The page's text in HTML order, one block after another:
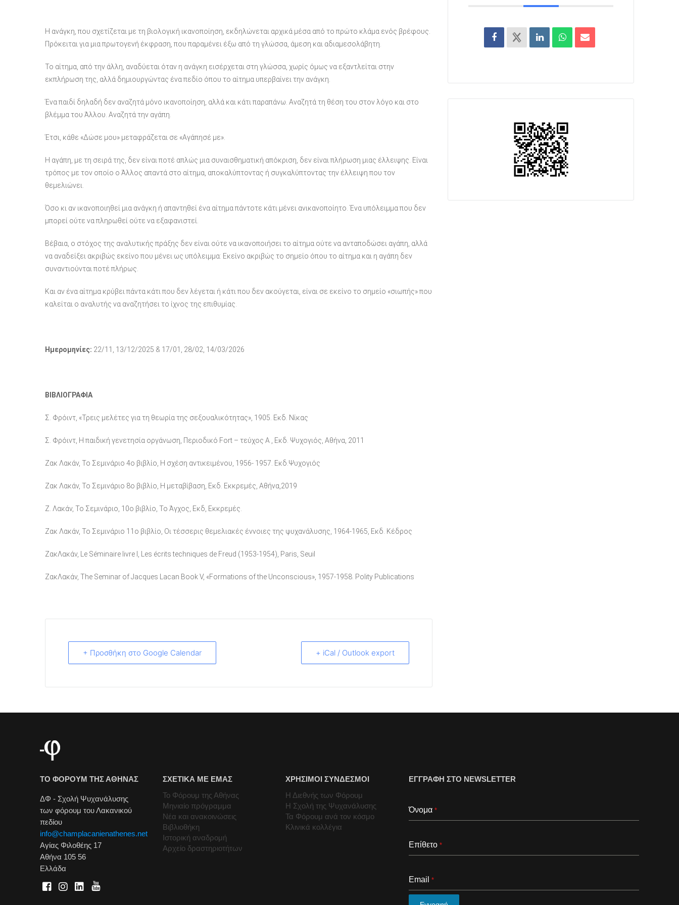
Η ανάγκη, που σχετίζεται με τη βιολογική ικανοποίηση, εκδηλώνεται αρχικά μέσα από το πρώτο κλάμα ενός βρέφους.
Πρόκειται για μια πρωτογενή έκφραση, που παραμένει έξω από τη γλώσσα, άμεση και αδιαμεσολάβητη.
Το αίτημα, από την άλλη, αναδύεται όταν η ανάγκη εισέρχεται στη γλώσσα, χωρίς όμως να εξαντλείται στην
εκπλήρωση της, αλλά δημιουργώντας ένα πεδίο όπου το αίτημα υπερβαίνει την ανάγκη.
Ένα παιδί δηλαδή δεν αναζητά μόνο ικανοποίηση, αλλά και κάτι παραπάνω. Αναζητά τη θέση του στον λόγο και στο
βλέμμα του Άλλου. Αναζητά την αγάπη.
Έτσι, κάθε «Δώσε μου» μεταφράζεται σε «Αγάπησέ με».
Η αγάπη, με τη σειρά της, δεν είναι ποτέ απλώς μια συναισθηματική απόκριση, δεν είναι πλήρωση μιας έλλειψης. Είναι
τρόπος με τον οποίο ο Άλλος απαντά στο αίτημα, αποκαλύπτοντας ή συγκαλύπτοντας την έλλειψη που τον
θεμελιώνει.
Όσο κι αν ικανοποιηθεί μια ανάγκη ή απαντηθεί ένα αίτημα πάντοτε κάτι μένει ανικανοποίητο. Ένα υπόλειμμα που δεν
μπορεί ούτε να πληρωθεί ούτε να εξαφανιστεί.
Βέβαια, ο στόχος της αναλυτικής πράξης δεν είναι ούτε να ικανοποιήσει το αίτημα ούτε να ανταποδώσει αγάπη, αλλά
να αναδείξει ακριβώς εκείνο που μένει ως υπόλειμμα: Εκείνο ακριβώς το σημείο όπου το αίτημα και η αγάπη δεν
συναντιούνται ποτέ πλήρως.
Και αν ένα αίτημα κρύβει πάντα κάτι που δεν λέγεται ή κάτι που δεν ακούγεται, είναι σε εκείνο το σημείο «σιωπής» που
καλείται ο αναλυτής να αναζητήσει το ίχνος της επιθυμίας.
Ημερομηνίες: 22/11, 13/12/2025 & 17/01, 28/02, 14/03/2026
ΒΙΒΛΙΟΓΡΑΦΙΑ
Σ. Φρόιντ, «Τρεις μελέτες για τη θεωρία της σεξουαλικότητας», 1905. Εκδ. Νίκας
Σ. Φρόιντ, Η παιδική γενετησία οργάνωση, Περιοδικό Fort – τεύχος Α , Εκδ. Ψυχογιός, Αθήνα, 2011
Ζακ Λακάν, Το Σεμινάριο 4ο βιβλίο, Η σχέση αντικειμένου, 1956- 1957. Εκδ.Ψυχογιός
Ζακ Λακάν, Το Σεμινάριο 8ο βιβλίο, Η μεταβίβαση, Εκδ. Εκκρεμές, Αθήνα,2019
Ζ. Λακάν, Το Σεμινάριο, 10ο βιβλίο, Το Άγχος, Εκδ, Εκκρεμές.
Ζακ Λακάν, Το Σεμινάριο 11ο βιβλίο, Οι τέσσερις θεμελιακές έννοιες της ψυχανάλυσης, 1964-1965, Εκδ. Κέδρος
ΖακΛακάν, Le Séminaire livre I, Les écrits techniques de Freud (1953-1954), Paris, Seuil
ΖακΛακάν, The Seminar of Jacques Lacan Book V, «Formations of the Unconscious», 1957-1958. Polity Publications
+ Προσθήκη στο Google Calendar + iCal / Outlook export
ΤΟ ΦΟΡΟΥΜ ΤΗΣ ΑΘΗΝΑΣ
ΔΦ - Σχολή Ψυχανάλυσης
των φόρουμ του Λακανικού
πεδίου
info@champlacanienathenes.net
Αγίας Φιλοθέης 17
Αθήνα 105 56
Ελλάδα
ΣΧΕΤΙΚΑ ΜΕ ΕΜΑΣ
Το Φόρουμ της Αθήνας
Μηνιαίο πρόγραμμα
Νέα και ανακοινώσεις
Βιβλιοθήκη
Ιστορική αναδρομή
Αρχείο δραστηριοτήτων
ΧΡΗΣΙΜΟΙ ΣΥΝΔΕΣΜΟΙ
Η Διεθνής των Φόρουμ
Η Σχολή της Ψυχανάλυσης
Τα Φόρουμ ανά τον κόσμο
Κλινικά κολλέγια
ΕΓΓΡΑΦΗ ΣΤΟ NEWSLETTER
Όνομα *
Επίθετο *
Email *